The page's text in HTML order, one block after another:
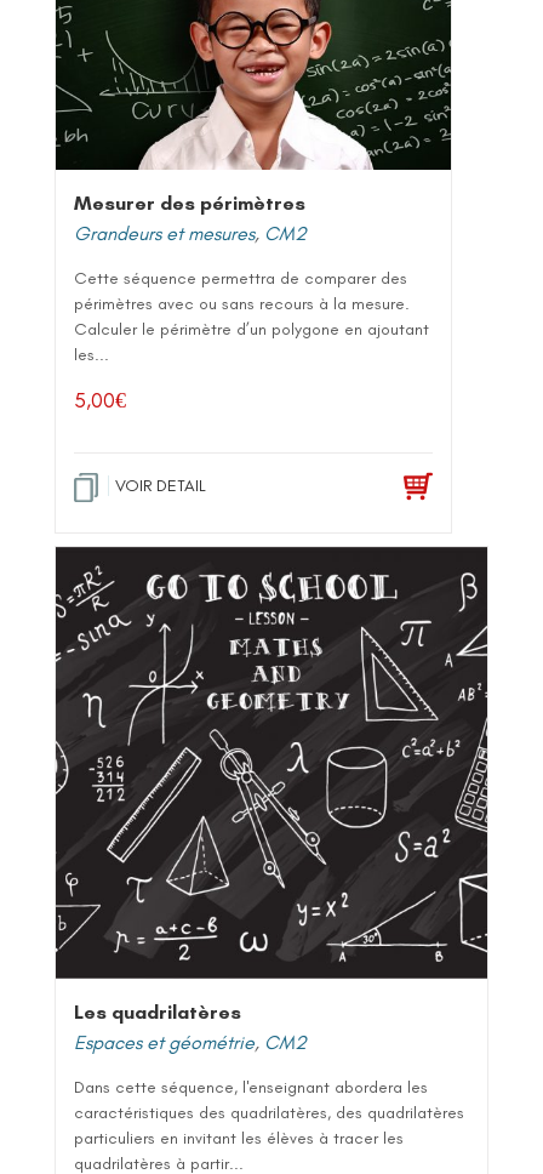
Mesurer des périmètres
Grandeurs et mesures, CM2
Cette séquence permettra de comparer des
périmètres avec ou sans recours à la mesure.
Calculer le périmètre d’un polygone en ajoutant
les...
5,00€
VOIR DETAIL
Les quadrilatères
Espaces et géométrie, CM2
Dans cette séquence, l'enseignant abordera les
caractéristiques des quadrilatères, des quadrilatères
particuliers en invitant les élèves à tracer les
quadrilatères à partir...